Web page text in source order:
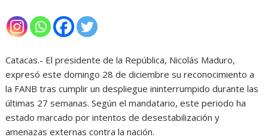
Catacas.- El presidente de la República, Nicolás Maduro,
expresó este domingo 28 de diciembre su reconocimiento a
la FANB tras cumplir un despliegue ininterrumpido durante las
últimas 27 semanas. Según el mandatario, este periodo ha
estado marcado por intentos de desestabilización y
amenazas externas contra la nación.